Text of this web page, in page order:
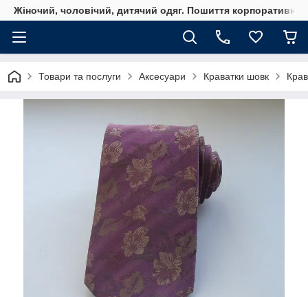
Жіночий, чоловічий, дитячий одяг. Пошиття
Товари та послуги Аксесуари Краватки шовк